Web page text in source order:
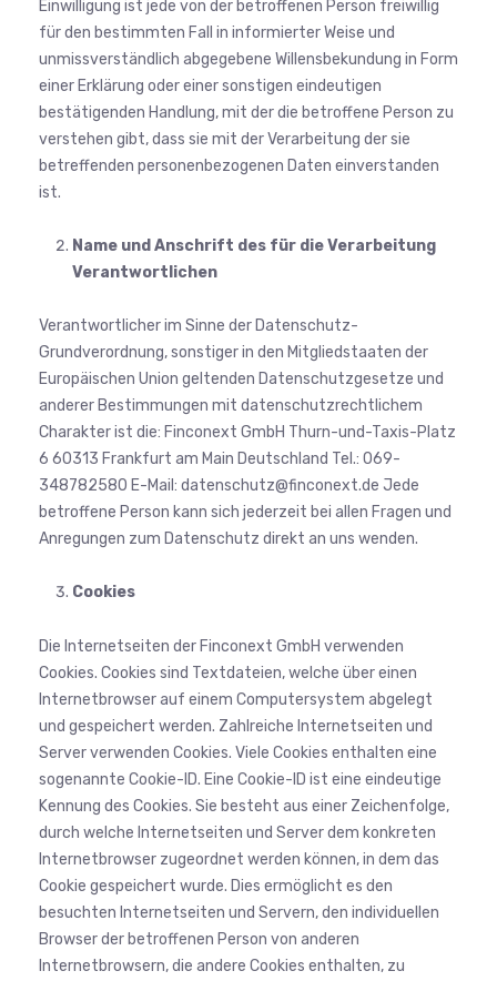
Einwilligung ist jede von der betroffenen Person freiwillig
für den bestimmten Fall in informierter Weise und
unmissverständlich abgegebene Willensbekundung in Form
einer Erklärung oder einer sonstigen eindeutigen
bestätigenden Handlung, mit der die betroffene Person zu
verstehen gibt, dass sie mit der Verarbeitung der sie
betreffenden personenbezogenen Daten einverstanden
ist.
Name und Anschrift des für die Verarbeitung
Verantwortlichen
Verantwortlicher im Sinne der Datenschutz-
Grundverordnung, sonstiger in den Mitgliedstaaten der
Europäischen Union geltenden Datenschutzgesetze und
anderer Bestimmungen mit datenschutzrechtlichem
Charakter ist die: Finconext GmbH Thurn-und-Taxis-Platz
6 60313 Frankfurt am Main Deutschland Tel.: 069-
348782580 E-Mail: datenschutz@finconext.de Jede
betroffene Person kann sich jederzeit bei allen Fragen und
Anregungen zum Datenschutz direkt an uns wenden.
Cookies
Die Internetseiten der Finconext GmbH verwenden
Cookies. Cookies sind Textdateien, welche über einen
Internetbrowser auf einem Computersystem abgelegt
und gespeichert werden. Zahlreiche Internetseiten und
Server verwenden Cookies. Viele Cookies enthalten eine
sogenannte Cookie-ID. Eine Cookie-ID ist eine eindeutige
Kennung des Cookies. Sie besteht aus einer Zeichenfolge,
durch welche Internetseiten und Server dem konkreten
Internetbrowser zugeordnet werden können, in dem das
Cookie gespeichert wurde. Dies ermöglicht es den
besuchten Internetseiten und Servern, den individuellen
Browser der betroffenen Person von anderen
Internetbrowsern, die andere Cookies enthalten, zu